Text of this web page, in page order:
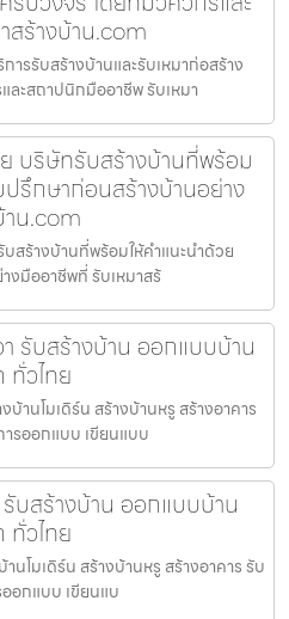
ร้างบ้าน.com
รรับสร้างบ้านและรับเหมาก่อสร้าง
ะสถาปนิกมืออาชีพ รับเหมา
บริษัทรับสร้างบ้านที่พร้อม
รึกษาก่อนสร้างบ้านอย่าง
น.com
สร้างบ้านที่พร้อมให้คำแนะนำด้วย
งมืออาชีพที่ รับเหมาสร้
รับสร้างบ้าน ออกแบบบ้าน
ทั่วไทย
บ้านโมเดิร์น สร้างบ้านหรู สร้างอาคาร
รออกแบบ เขียนแบบ
บสร้างบ้าน ออกแบบบ้าน
ทั่วไทย
นโมเดิร์น สร้างบ้านหรู สร้างอาคาร รับ
อกแบบ เขียนแบ